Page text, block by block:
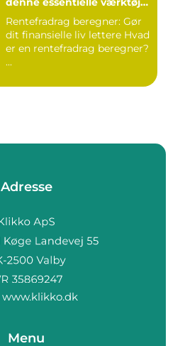
Rentefradrag beregner: Gør
dit finansielle liv lettere Hvad
er en rentefradrag beregner?
...
Adresse
www.klikko.dk
Menu